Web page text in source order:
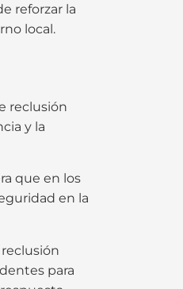
reforzar la
local.
reclusión
y la
que en los
en la
para